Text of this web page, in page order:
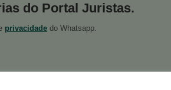
do Portal Juristas.
privacidade do Whatsapp.